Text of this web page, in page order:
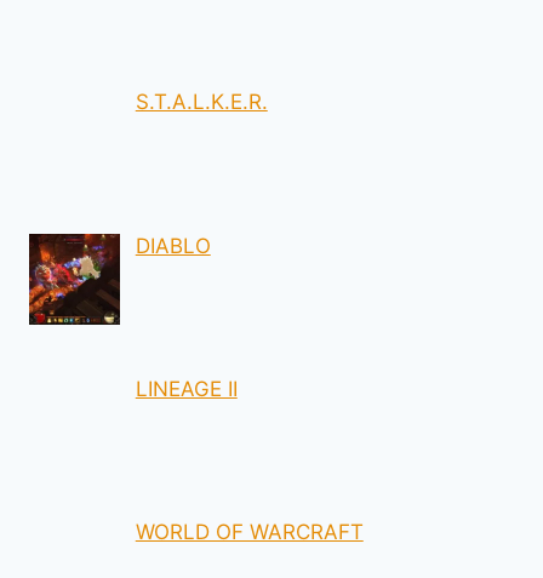
S.T.A.L.K.E.R.
DIABLO
LINEAGE II
WORLD OF WARCRAFT